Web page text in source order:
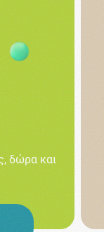
δώρα και